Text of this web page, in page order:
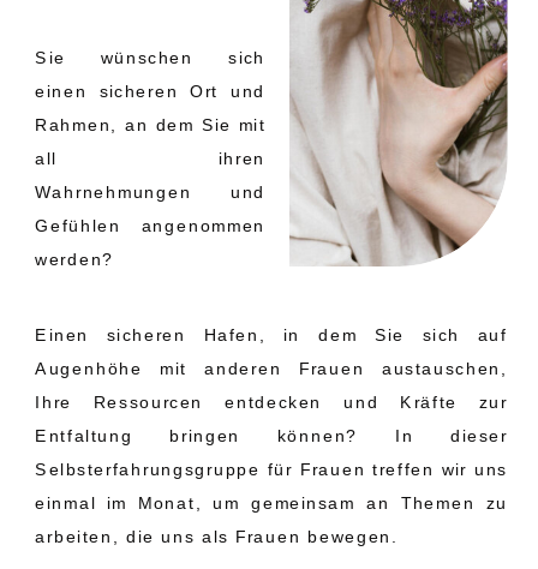
Sie wünschen sich
einen sicheren Ort und
Rahmen, an dem Sie mit
all ihren
Wahrnehmungen und
Gefühlen angenommen
werden?
Einen sicheren Hafen, in dem Sie sich auf
Augenhöhe mit anderen Frauen austauschen,
Ihre Ressourcen entdecken und Kräfte zur
Entfaltung bringen können? In dieser
Selbsterfahrungsgruppe für Frauen treffen wir uns
einmal im Monat, um gemeinsam an Themen zu
arbeiten, die uns als Frauen bewegen.